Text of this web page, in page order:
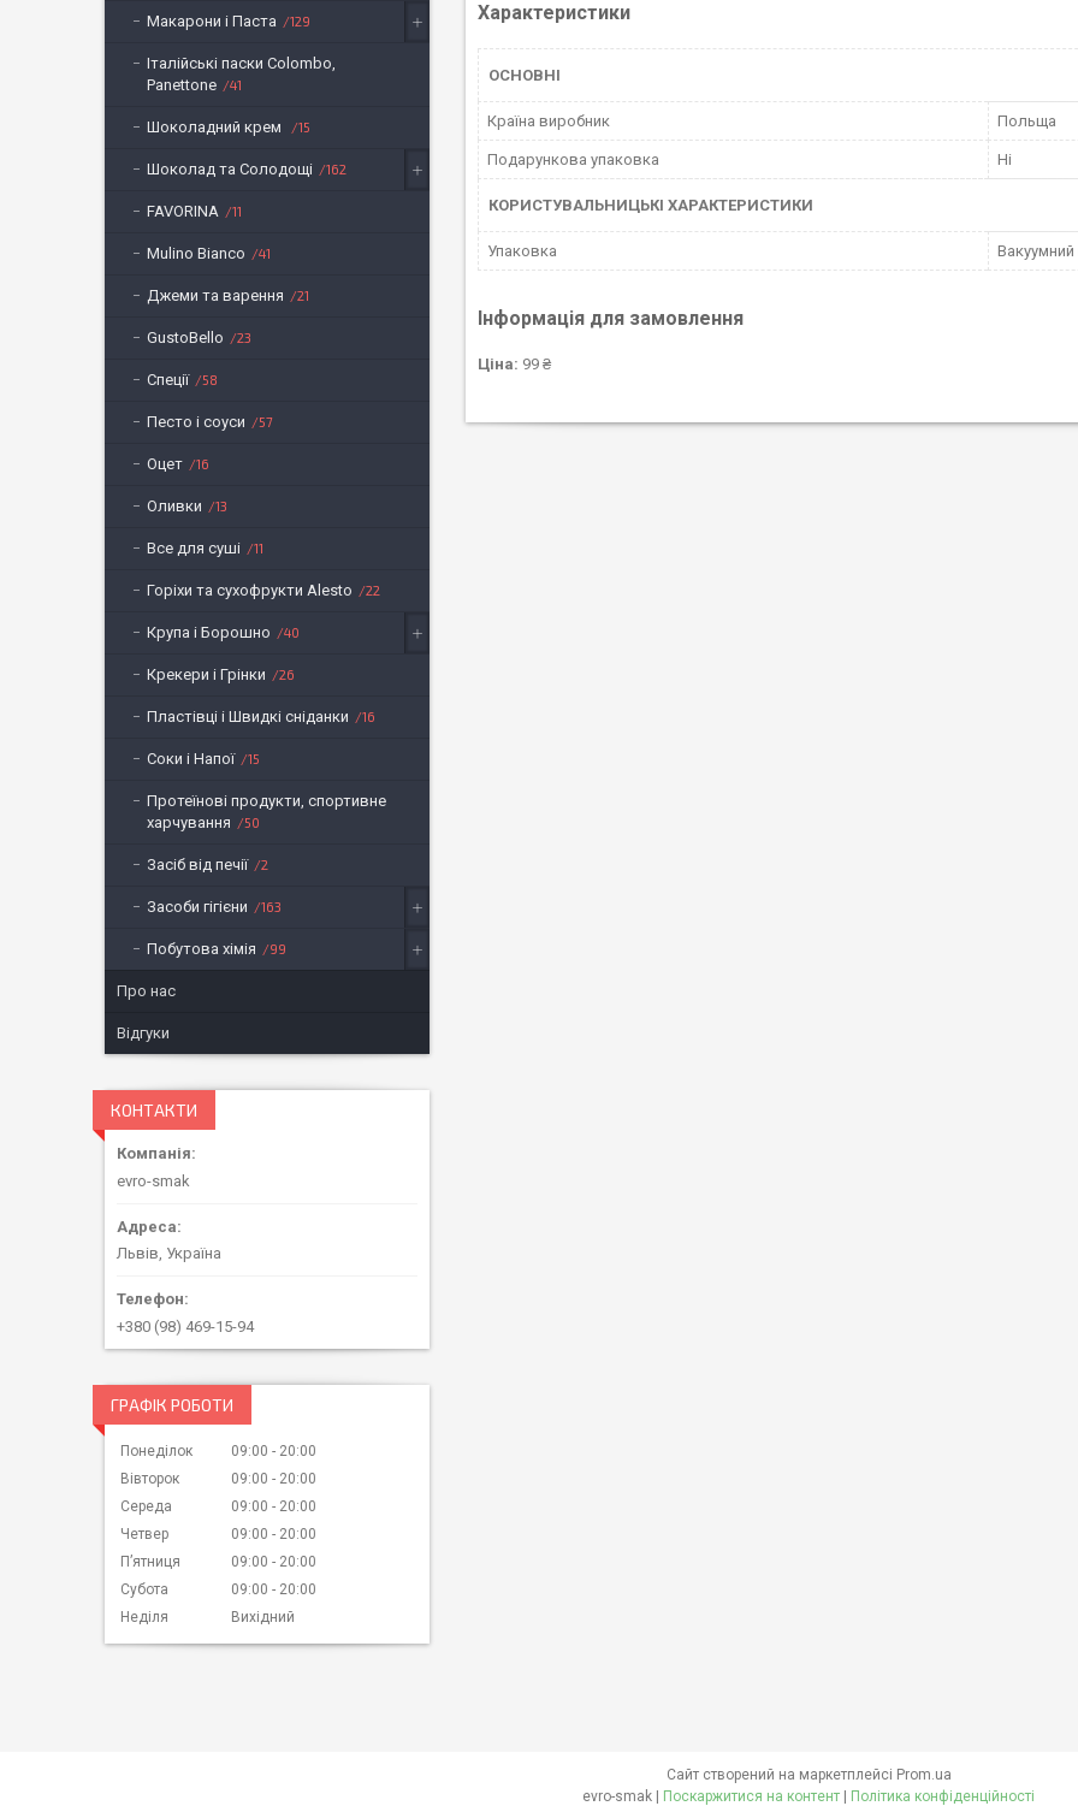
Характеристики
ОСНОВНІ
Країна виробник Польща
Подарункова упаковка Ні
КОРИСТУВАЛЬНИЦЬКІ ХАРАКТЕРИСТИКИ
Упаковка Вакуумний
Інформація для замовлення
Ціна: 99 ₴
Макарони і Паста 129
Італійські паски Colombo,
Panettone
41
Шоколадний крем 15
Шоколад та Солодощі 162
FAVORINA 11
Mulino Bianco 41
Джеми та варення 21
GustoBello 23
Спеції 58
Песто і соуси 57
Оцет 16
Оливки 13
Все для суші 11
Горіхи та сухофрукти Alesto 22
Крупа і Борошно 40
Крекери і Грінки 26
Пластівці і Швидкі сніданки 16
Соки і Напої 15
Протеїнові продукти, спортивне
харчування
50
Засіб від печії 2
Засоби гігієни 163
Побутова хімія 99
Про нас
Відгуки
КОНТАКТИ
evro-smak
Львів, Україна
+380 (98) 469-15-94
ГРАФІК РОБОТИ
Понеділок 09:00
20:00
Вівторок
09:00
20:00
Середа
09:00
20:00
Четвер
09:00
20:00
Пʼятниця
09:00
20:00
Субота
09:00
20:00
Неділя
Вихідний
Сайт створений на маркетплейсі Prom.ua
Поскаржитися на контент Політика конфіденційності